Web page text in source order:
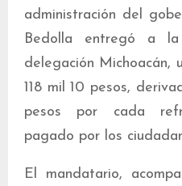
administración del
Bedolla entregó a la
delegación Michoacán,
118 mil 10 pesos,
pesos por cada
pagado por los
El mandatario,